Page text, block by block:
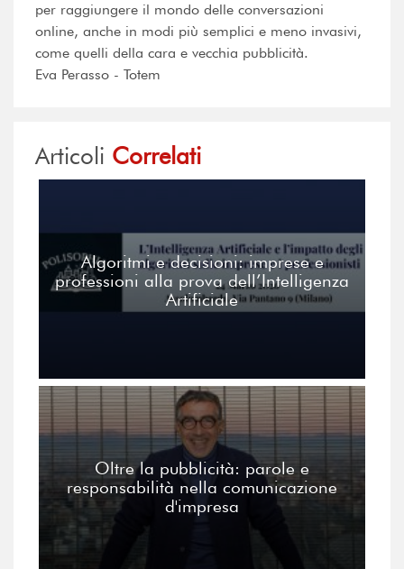
per raggiungere il mondo delle conversazioni
online, anche in modi più semplici e meno invasivi,
come quelli della cara e vecchia pubblicità.
Eva Perasso - Totem
Articoli Correlati
Algoritmi e decisioni: imprese e
professioni alla prova dell’Intelligenza
Artificiale
Oltre la pubblicità: parole e
responsabilità nella comunicazione
d'impresa